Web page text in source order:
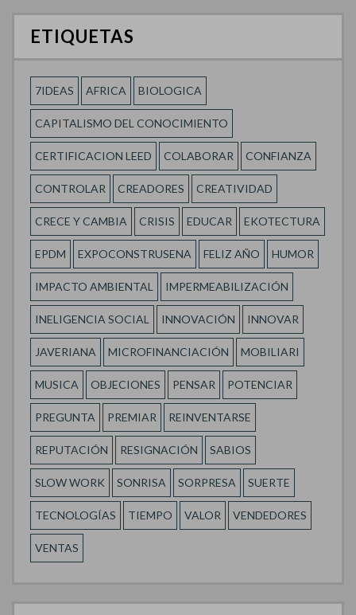
ETIQUETAS
7IDEAS AFRICA BIOLOGICA
CAPITALISMO DEL CONOCIMIENTO
CERTIFICACION LEED COLABORAR CONFIANZA
CONTROLAR CREADORES CREATIVIDAD
CRECE Y CAMBIA CRISIS EDUCAR EKOTECTURA
EPDM EXPOCONSTRUSENA FELIZ AÑO HUMOR
IMPACTO AMBIENTAL IMPERMEABILIZACIÓN
INELIGENCIA SOCIAL INNOVACIÓN INNOVAR
JAVERIANA MICROFINANCIACIÓN MOBILIARI
MUSICA OBJECIONES PENSAR POTENCIAR
PREGUNTA PREMIAR REINVENTARSE
REPUTACIÓN RESIGNACIÓN SABIOS
SLOW WORK SONRISA SORPRESA SUERTE
TECNOLOGÍAS TIEMPO VALOR VENDEDORES
VENTAS